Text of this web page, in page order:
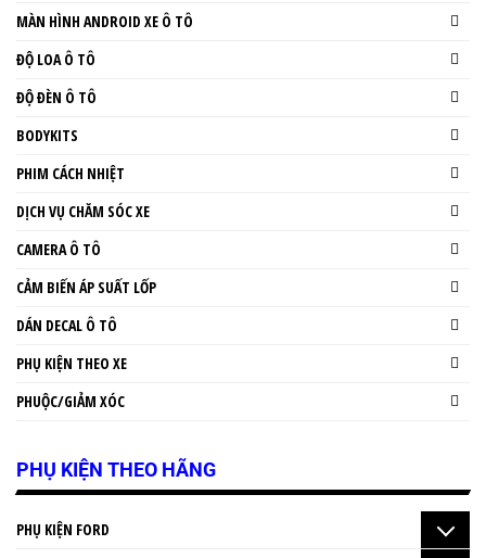
MÀN HÌNH ANDROID XE Ô TÔ
ĐỘ LOA Ô TÔ
ĐỘ ĐÈN Ô TÔ
BODYKITS
PHIM CÁCH NHIỆT
DỊCH VỤ CHĂM SÓC XE
CAMERA Ô TÔ
CẢM BIẾN ÁP SUẤT LỐP
DÁN DECAL Ô TÔ
PHỤ KIỆN THEO XE
PHUỘC/GIẢM XÓC
PHỤ KIỆN THEO HÃNG
PHỤ KIỆN FORD